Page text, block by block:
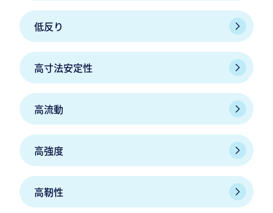
低反り
高寸法安定性
高流動
高強度
高靭性